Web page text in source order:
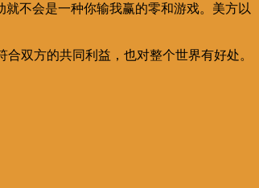
不会是一种你输我赢的零和游戏。美方以
双方的共同利益，也对整个世界有好处。